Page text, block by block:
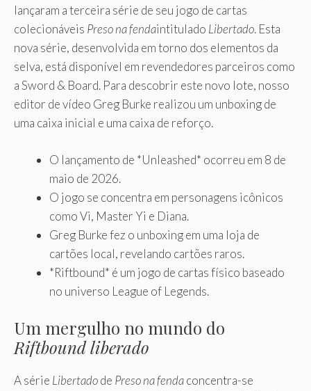
lançaram a terceira série de seu jogo de cartas
colecionáveis Preso na fendaintitulado Libertado. Esta
nova série, desenvolvida em torno dos elementos da
selva, está disponível em revendedores parceiros como
a Sword & Board. Para descobrir este novo lote, nosso
editor de vídeo Greg Burke realizou um unboxing de
uma caixa inicial e uma caixa de reforço.
O lançamento de *Unleashed* ocorreu em 8 de
maio de 2026.
O jogo se concentra em personagens icônicos
como Vi, Master Yi e Diana.
Greg Burke fez o unboxing em uma loja de
cartões local, revelando cartões raros.
*Riftbound* é um jogo de cartas físico baseado
no universo League of Legends.
Um mergulho no mundo do
Riftbound liberado
A série Libertadode Preso na fendaconcentra-se